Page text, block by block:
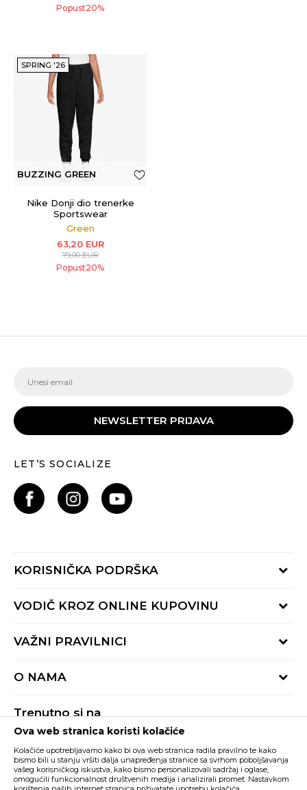
Popust20%
SPRING '26
BUZZING GREEN
Nike Donji dio trenerke
Sportswear
Green
63,20 EUR
79,00EUR
Popust20%
NEWSLETTER PRIJAVA
LET’S SOCIALIZE
KORISNIČKA PODRŠKA
Provjeri status porudžbine
Radno vrijeme 9-16h
VODIČ KROZ ONLINE KUPOVINU
Načini isporuke
Reklamacije
VAŽNI PRAVILNICI
Pravila Sport&Bonus programa
O NAMA
BUZZ Shopovi
Postani dio BUZZ tima
Trenutno si na
Buzz Crna Gora PROMIJENI
Nastojimo da budemo što precizniji u opisu proizvoda, prikazu slika i samih
cijena, ali ne možemo garantovati da su sve informacije kompletne i bez
grešaka. Svi artikli prikazani na sajtu su dio naše ponude i ne podrazumijeva da
Ova web stranica koristi kolačiće
Kolačiće upotrebljavamo kako bi ova web stranica radila pravilno te kako
bismo bili u stanju vršiti dalja unapređenja stranice sa svrhom poboljšavanja
vašeg korisničkog iskustva, kako bismo personalizovali sadržaj i oglase,
omogućili funkcionalnost društvenih medija i analizirali promet. Nastavkom